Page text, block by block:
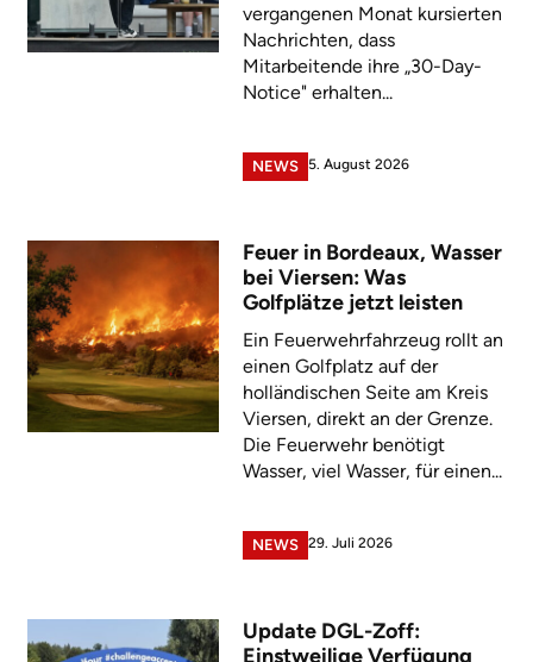
vergangenen Monat kursierten
Nachrichten, dass
Mitarbeitende ihre „30-Day-
Notice" erhalten...
NEWS 5. August 2026
Feuer in Bordeaux, Wasser
bei Viersen: Was
Golfplätze jetzt leisten
Ein Feuerwehrfahrzeug rollt an
einen Golfplatz auf der
holländischen Seite am Kreis
Viersen, direkt an der Grenze.
Die Feuerwehr benötigt
Wasser, viel Wasser, für einen...
NEWS 29. Juli 2026
Update DGL-Zoff:
Einstweilige Verfügung